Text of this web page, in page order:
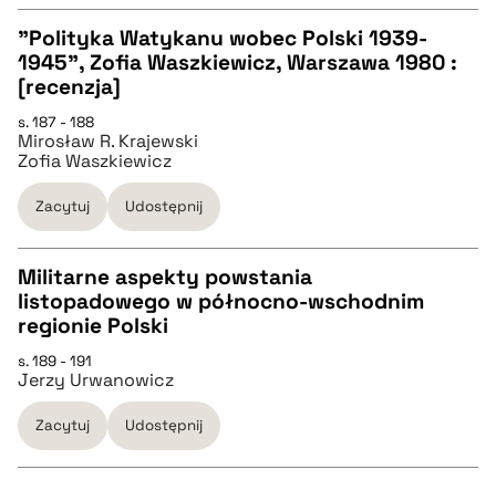
pobierz cytat
CZYSTY TEKST
pobierz cytat
BIBTEX
pobierz cytat
"Polityka Watykanu wobec Polski 1939-
1945", Zofia Waszkiewicz, Warszawa 1980 :
[recenzja]
s. 187 - 188
Mirosław R. Krajewski
Zofia Waszkiewicz
Zacytuj Udostępnij
CZYSTY TEKST
pobierz cytat
BIBTEX
Militarne aspekty powstania
listopadowego w północno-wschodnim
regionie Polski
s. 189 - 191
Jerzy Urwanowicz
Zacytuj Udostępnij